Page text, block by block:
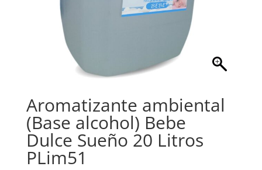
Aromatizante ambiental
(Base alcohol) Bebe
Dulce Sueño 20 Litros
PLim51